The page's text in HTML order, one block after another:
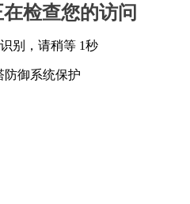
检查您的访问
别，请稍等 1秒
防御系统保护